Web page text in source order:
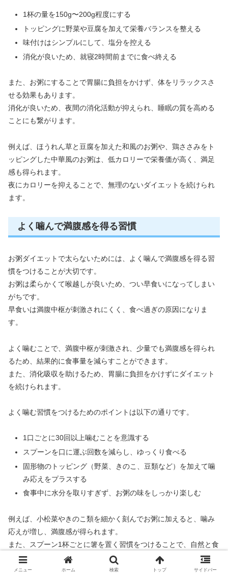
1杯の量を150g〜200g程度にする
トッピングに野菜や豆腐を加えて栄養バランスを整える
味付けはシンプルにして、塩分を控える
消化が良いため、就寝2時間前までに食べ終える
また、お粥にすることで胃腸に負担をかけず、体をリラックスさ
せる効果もあります。
消化が良いため、夜間の消化活動が抑えられ、睡眠の質を高める
ことにも繋がります。
例えば、ほうれん草と豆腐を加えた和風のお粥や、鶏ささみをト
ッピングした中華風のお粥は、低カロリーで栄養価が高く、満足
感も得られます。
夜にカロリーを抑えることで、無理のないダイエットを続けられ
ます。
よく噛んで満腹感を得る習慣
お粥ダイエットで太らないためには、よく噛んで満腹感を得る習
慣をつけることが大切です。
お粥は柔らかくて喉越しが良いため、つい早食いになってしまい
がちです。
早食いは満腹中枢が刺激されにくく、食べ過ぎの原因になりま
す。
よく噛むことで、満腹中枢が刺激され、少量でも満腹感を得られ
るため、結果的に食事量を減らすことができます。
また、消化吸収を助けるため、胃腸に負担をかけずにダイエット
を続けられます。
よく噛む習慣をつけるためのポイントは以下の通りです。
1口ごとに30回以上噛むことを意識する
スプーンを口に運ぶ回数を減らし、ゆっくり食べる
固形物のトッピング（野菜、きのこ、豆類など）を加えて噛
み応えをプラスする
食事中に水分を取りすぎず、お粥の味をしっかり楽しむ
例えば、小松菜やきのこ類を細かく刻んでお粥に加えると、噛み
応えが増し、満腹感が得られます。
また、スプーン1杯ごとに箸を置く習慣をつけることで、自然と食
べるスピードが落ち、満腹中枢が刺激されやすくなります。
メニュー ホーム 検索 トップ サイドバー